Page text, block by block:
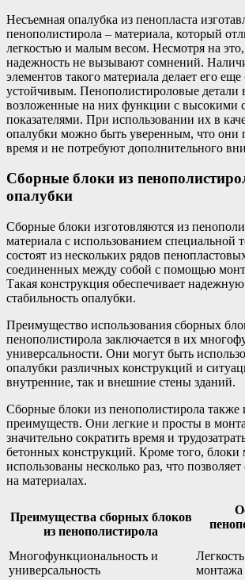
Несъемная опалубка из пенопласта
пенополистирола – материала, который
легкостью и малым весом. Несмотря на
надежность не вызывают сомнений.
элементов такого материала делает его
устойчивым. Пенополистироловые детали
возложенные на них функции с высокими
показателями. При использовании их в
опалубки можно быть уверенным, что они
время и не потребуют дополнительного
Сборные блоки из
опалубки
Сборные блоки изготовляются из
материала с использованием специальной
состоят из нескольких рядов
соединенных между собой с помощью
Такая конструкция обеспечивает
стабильность опалубки.
Преимущество использования сборных
пенополистирола заключается в их
универсальности. Они могут быть
опалубки различных конструкций и
внутренние, так и внешние стены зданий.
Сборные блоки из пенополистирола также
преимуществ. Они легкие и просты в
значительно сократить время и
бетонных конструкций. Кроме того, блоки
использованы несколько раз, что
на материалах.
Преимущества сборных блоков
из пенополистирола
Многофункциональность и
универсальность
монтажа